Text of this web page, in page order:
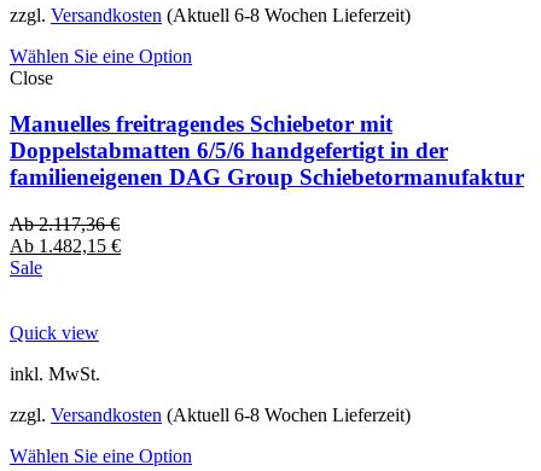
zzgl. Versandkosten (Aktuell 6-8 Wochen Lieferzeit)
Wählen Sie eine Option
Close
Manuelles freitragendes Schiebetor mit
Doppelstabmatten 6/5/6 handgefertigt in der
familieneigenen DAG Group Schiebetormanufaktur
Ab2.117,36€
Ab 1.482,15 €
Sale
Quick view
inkl. MwSt.
zzgl. Versandkosten (Aktuell 6-8 Wochen Lieferzeit)
Wählen Sie eine Option